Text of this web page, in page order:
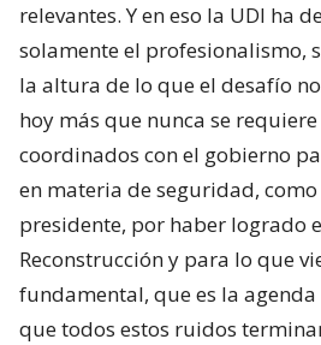
relevantes. Y en eso la UDI ha
solamente el profesionalismo,
la altura de lo que el desafío
hoy más que nunca se
coordinados con el gobierno
en materia de seguridad,
presidente, por haber logrado
Reconstrucción y para lo que
fundamental, que es la
que todos estos ruidos